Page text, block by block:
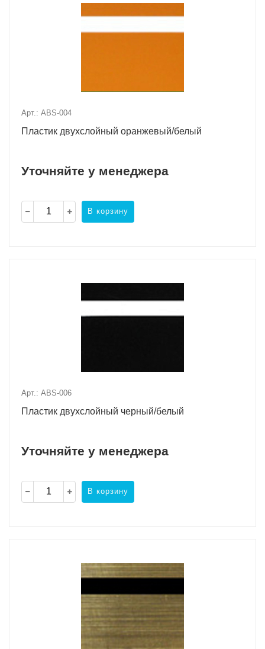
Арт.: ABS-004
Пластик двухслойный оранжевый/белый
Уточняйте у менеджера
В корзину
Арт.: ABS-006
Пластик двухслойный черный/белый
Уточняйте у менеджера
В корзину